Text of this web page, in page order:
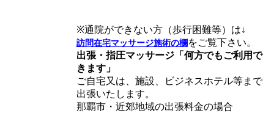
※通院ができない方（歩行困難等）は↓
訪問在宅マッサージ施術の欄をご覧下さい。
出張・指圧マッサージ「何方でもご利用で
きます」
ご自宅又は、施設、ビジネスホテル等まで
出張いたします。
那覇市・近郊地域の出張料金の場合